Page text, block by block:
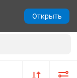
Открыть